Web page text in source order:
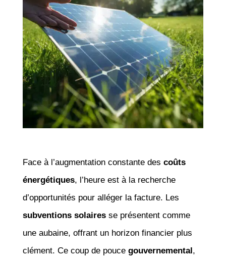
Face à l’augmentation constante des coûts
énergétiques, l’heure est à la recherche
d’opportunités pour alléger la facture. Les
subventions solairesse présentent comme
une aubaine, offrant un horizon financier plus
clément. Ce coup de pouce gouvernemental ,